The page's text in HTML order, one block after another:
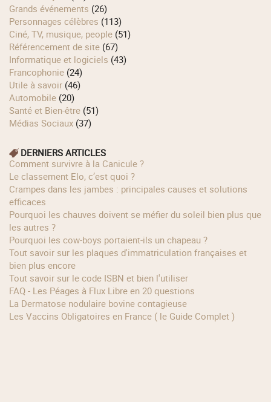
Grands événements (26)
Personnages célèbres (113)
Ciné, TV, musique, people (51)
Référencement de site (67)
Informatique et logiciels (43)
Francophonie (24)
Utile à savoir (46)
Automobile (20)
Santé et Bien-être (51)
Médias Sociaux (37)
DERNIERS ARTICLES
Comment survivre à la Canicule ?
Le classement Elo, c’est quoi ?
Crampes dans les jambes : principales causes et solutions
efficaces
Pourquoi les chauves doivent se méfier du soleil bien plus que
les autres ?
Pourquoi les cow‑boys portaient‑ils un chapeau ?
Tout savoir sur les plaques d'immatriculation françaises et
bien plus encore
Tout savoir sur le code ISBN et bien l'utiliser
FAQ - Les Péages à Flux Libre en 20 questions
La Dermatose nodulaire bovine contagieuse
Les Vaccins Obligatoires en France ( le Guide Complet )